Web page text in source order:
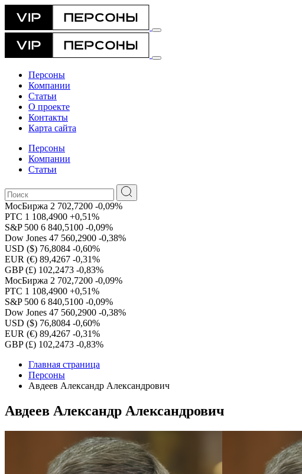
Персоны
Компании
Статьи
О проекте
Контакты
Карта сайта
Персоны
Компании
Статьи
МосБиржа 2 702,7200 -0,09%
РТС 1 108,4900 +0,51%
S&P 500 6 840,5100 -0,09%
Dow Jones 47 560,2900 -0,38%
USD ($) 76,8084 -0,60%
EUR (€) 89,4267 -0,31%
GBP (£) 102,2473 -0,83%
МосБиржа 2 702,7200 -0,09%
РТС 1 108,4900 +0,51%
S&P 500 6 840,5100 -0,09%
Dow Jones 47 560,2900 -0,38%
USD ($) 76,8084 -0,60%
EUR (€) 89,4267 -0,31%
GBP (£) 102,2473 -0,83%
Главная страница
Персоны
Авдеев Александр Александрович
Авдеев Александр Александрович